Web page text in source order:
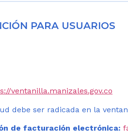
PARA USUARIOS
ventanilla.manizales.gov.co
debe ser radicada en la
de facturación electrónica: